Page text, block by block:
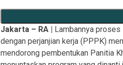
Jakarta – RA |
Lambannya
dengan perjanjian kerja (PPPK)
mendorong pembentukan Panitia